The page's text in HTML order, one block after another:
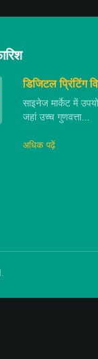
डिजिटल प्रिंटिंग
साइनेज मार्केट में
जहां उच्च गुणवत्ता...
अधिक पढ़ें